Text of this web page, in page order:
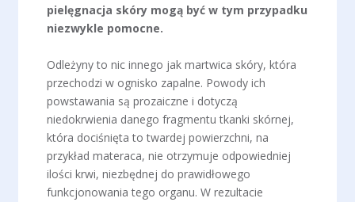
pielęgnacja skóry mogą być w tym przypadku
niezwykle pomocne.
Odleżyny to nic innego jak martwica skóry, która
przechodzi w ognisko zapalne. Powody ich
powstawania są prozaiczne i dotyczą
niedokrwienia danego fragmentu tkanki skórnej,
która dociśnięta to twardej powierzchni, na
przykład materaca, nie otrzymuje odpowiedniej
ilości krwi, niezbędnej do prawidłowego
funkcjonowania tego organu. W rezultacie